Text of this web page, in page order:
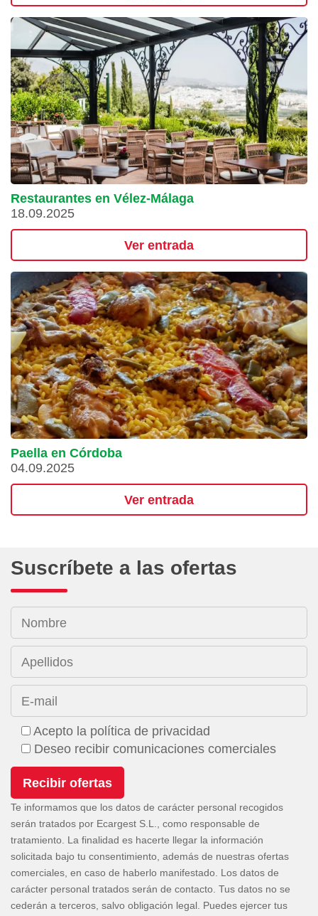
Restaurantes en Vélez-Málaga
18.09.2025
Ver entrada
Paella en Córdoba
04.09.2025
Ver entrada
Suscríbete a las ofertas
Nombre
Apellidos
E-mail
Acepto la política de privacidad
Deseo recibir comunicaciones comerciales
Te informamos que los datos de carácter personal recogidos
serán tratados por Ecargest S.L., como responsable de
tratamiento. La finalidad es hacerte llegar la información
solicitada bajo tu consentimiento, además de nuestras ofertas
comerciales, en caso de haberlo manifestado. Los datos de
carácter personal tratados serán de contacto. Tus datos no se
cederán a terceros, salvo obligación legal. Puedes ejercer tus